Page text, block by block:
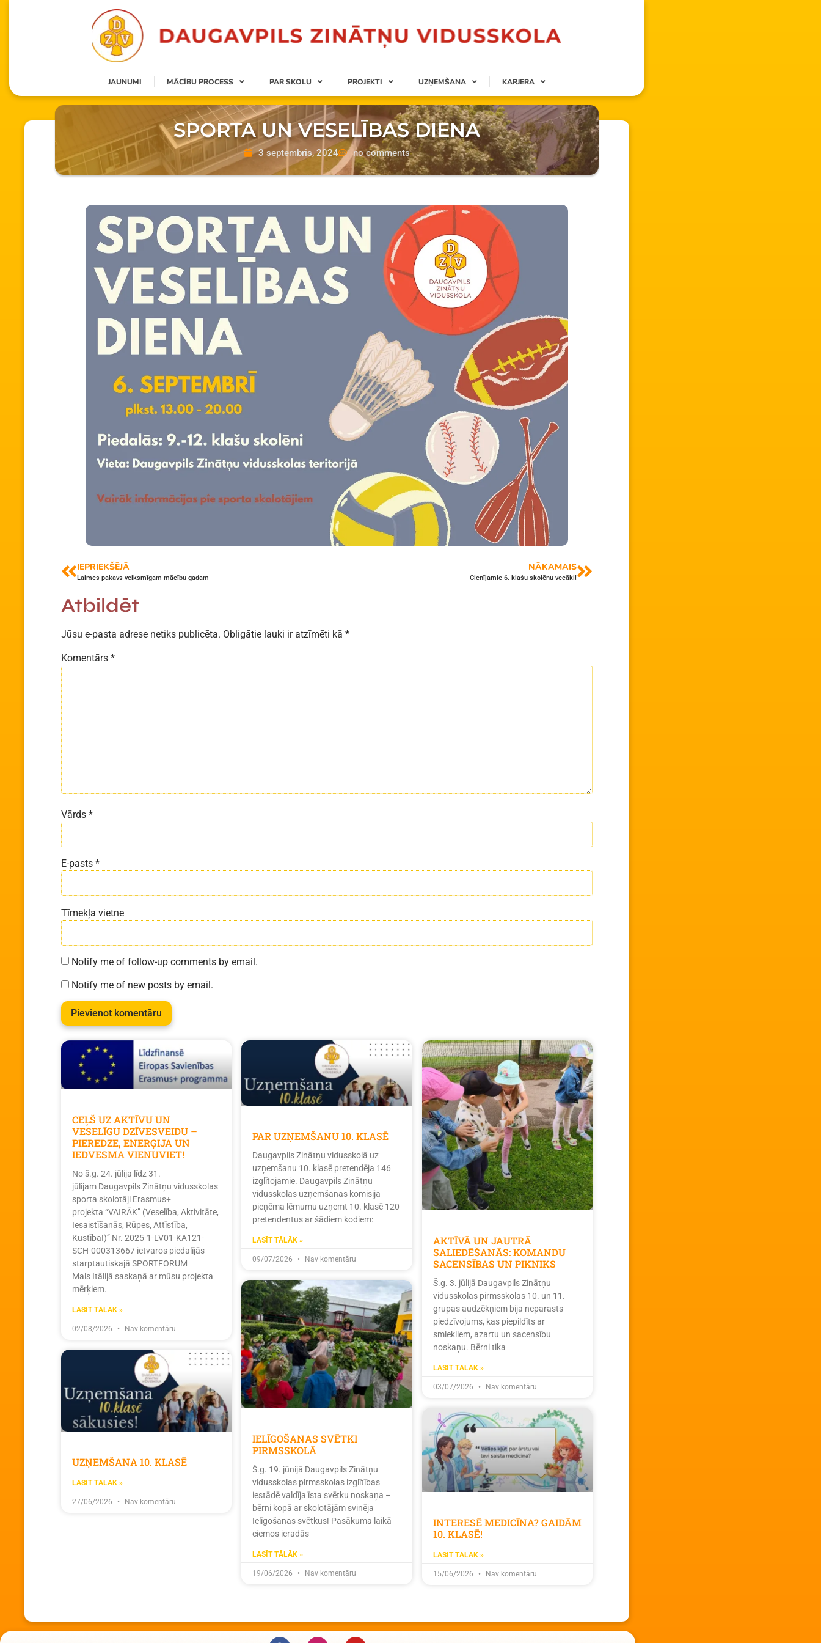
JAUNUMI MĀCĪBU PROCESS PAR SKOLU PROJEKTI UZŅEMŠANA KARJERA
SPORTA UN VESELĪBAS DIENA
3 septembris, 2024 no comments
IEPRIEKŠĒJĀ
Laimes pakavs veiksmīgam mācību gadam
NĀKAMAIS
Cienījamie 6. klašu skolēnu vecāki!
Atbildēt
Jūsu e-pasta adrese netiks publicēta. Obligātie lauki ir atzīmēti kā *
Komentārs *
Vārds *
E-pasts *
Tīmekļa vietne
Notify me of follow-up comments by email.
Notify me of new posts by email.
CEĻŠ UZ AKTĪVU UN
VESELĪGU DZĪVESVEIDU –
PIEREDZE, ENERĢIJA UN
IEDVESMA VIENUVIET!
No š.g. 24. jūlija līdz 31.
jūlijam Daugavpils Zinātņu vidusskolas
sporta skolotāji Erasmus+
projekta “VAIRĀK” (Veselība, Aktivitāte,
Iesaistīšanās, Rūpes, Attīstība,
Kustība!)” Nr. 2025-1-LV01-KA121-
SCH-000313667 ietvaros piedalījās
starptautiskajā SPORTFORUM
Mals Itālijā saskaņā ar mūsu projekta
mērķiem.
LASĪT TĀLĀK »
02/08/2026 Nav komentāru
PAR UZŅEMŠANU 10. KLASĒ
Daugavpils Zinātņu vidusskolā uz
uzņemšanu 10. klasē pretendēja 146
izglītojamie. Daugavpils Zinātņu
vidusskolas uzņemšanas komisija
pieņēma lēmumu uzņemt 10. klasē 120
pretendentus ar šādiem kodiem:
LASĪT TĀLĀK »
09/07/2026 Nav komentāru
AKTĪVĀ UN JAUTRĀ
SALIEDĒŠANĀS: KOMANDU
SACENSĪBAS UN PIKNIKS
Š.g. 3. jūlijā Daugavpils Zinātņu
vidusskolas pirmsskolas 10. un 11.
grupas audzēkņiem bija neparasts
piedzīvojums, kas piepildīts ar
smiekliem, azartu un sacensību
noskaņu. Bērni tika
LASĪT TĀLĀK »
03/07/2026 Nav komentāru
UZŅEMŠANA 10. KLASĒ
LASĪT TĀLĀK »
27/06/2026 Nav komentāru
IELĪGOŠANAS SVĒTKI
PIRMSSKOLĀ
Š.g. 19. jūnijā Daugavpils Zinātņu
vidusskolas pirmsskolas izglītības
iestādē valdīja īsta svētku noskaņa –
bērni kopā ar skolotājām svinēja
Ielīgošanas svētkus! Pasākuma laikā
ciemos ieradās
LASĪT TĀLĀK »
19/06/2026 Nav komentāru
INTERESĒ MEDICĪNA? GAIDĀM
10. KLASĒ!
LASĪT TĀLĀK »
15/06/2026 Nav komentāru